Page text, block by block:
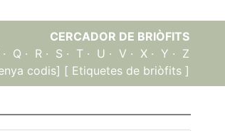
CERCADOR DE BRIÒFITS
· Q · R · S · T · U · V · X · Y · Z
codis] [ Etiquetes de briòfits ]